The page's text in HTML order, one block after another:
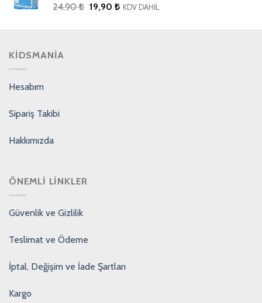
24,90₺ 19,90 ₺ KDV DAHİL
KIDSMANIA
Hesabım
Sipariş Takibi
Hakkımızda
ÖNEMLI LINKLER
Güvenlik ve Gizlilik
Teslimat ve Ödeme
İptal, Değişim ve İade Şartları
Kargo